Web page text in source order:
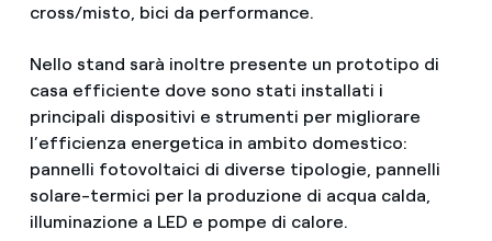
cross/misto, bici da performance.
Nello stand sarà inoltre presente un prototipo di
casa efficiente dove sono stati installati i
principali dispositivi e strumenti per migliorare
l’efficienza energetica in ambito domestico:
pannelli fotovoltaici di diverse tipologie, pannelli
solare-termici per la produzione di acqua calda,
illuminazione a LED e pompe di calore.